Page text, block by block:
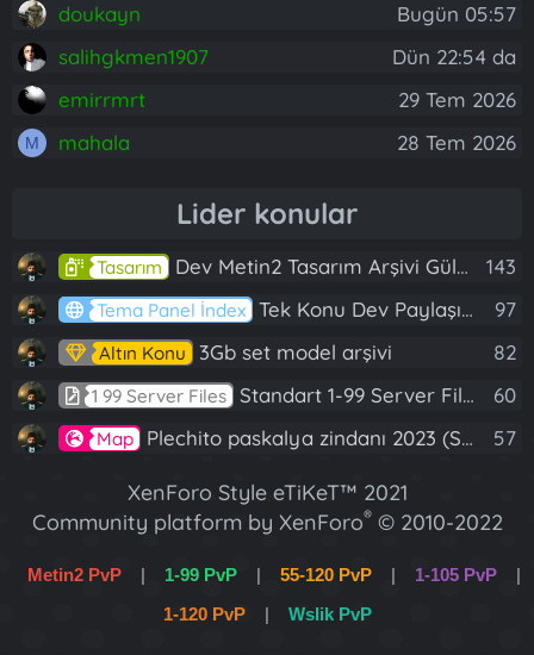
doukayn
Bugün 05:57
salihgkmen1907
Dün 22:54 da
emirrmrt
29 Tem 2026
M mahala 28 Tem 2026
Lider konular
Tasarım Dev Metin2 Tasarım Arşivi Güle Güle Kullanın 143
Tema Panel İndex Tek Konu Dev Paylaşım 10 Adet Server Tanıtım İndex 97
Altın Konu 3Gb set model arşivi 82
1 99 Server Files Standart 1-99 Server Files 60
Map Plechito paskalya zindanı 2023 (Spring Sanctuary dungeon) 57
XenForo Style eTiKeT™ 2021
Community platform by XenForo® © 2010-2022
[XGT] Forum statistics system- XenGenTr
Metin2 PvP | 1-99 PvP | 55-120 PvP | 1-105 PvP
|
1-120 PvP
| Wslik PvP